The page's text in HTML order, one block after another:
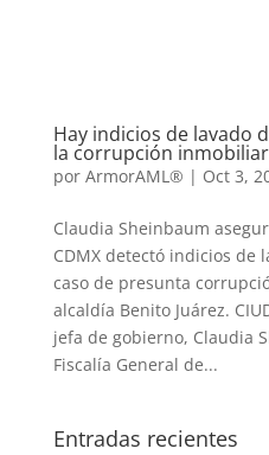
Hay indicios de lavado
la corrupción
por ArmorAML® | Oct 3,
Claudia Sheinbaum
CDMX detectó indicios de
caso de presunta
alcaldía Benito Juárez.
jefa de gobierno, Claudia
Fiscalía General de...
Entradas recientes